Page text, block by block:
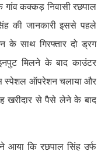
गांव कक्कड़ निवासी रछपाल
की जानकारी इससे पहले
के साथ गिरफ्तार दो ड्रग
मिलने के बाद काउंटर
स्पेशल ऑपरेशन चलाया और
खरीदार से पैसे लेने के बाद
आया कि रछपाल सिंह उर्फ